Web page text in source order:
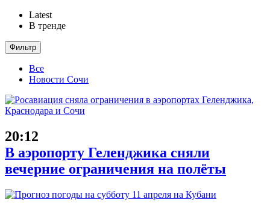
Latest
В тренде
Фильтр
Все
Новости Сочи
20:12
В аэропорту Геленджика сняли
вечерние ограничения на полёты